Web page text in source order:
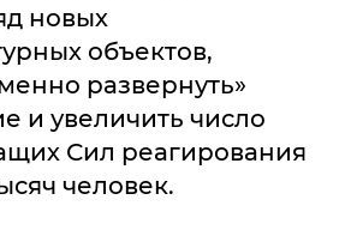
новых
объектов,
развернуть»
и увеличить число
Сил реагирования
человек.